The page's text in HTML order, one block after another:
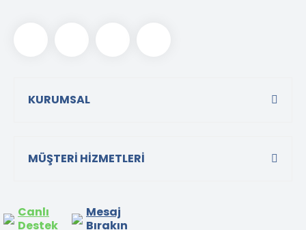
KURUMSAL
MÜŞTERİ HİZMETLERİ
Canlı
Destek
Mesaj
Bırakın